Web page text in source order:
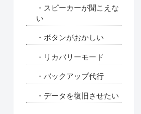
・スピーカーが聞こえな
い
・ボタンがおかしい
・リカバリーモード
・バックアップ代行
・データを復旧させたい